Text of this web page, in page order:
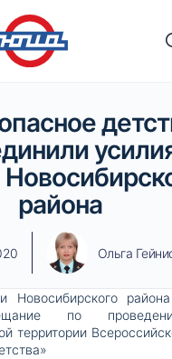
района
Ольга
Новосибирского
по
территории